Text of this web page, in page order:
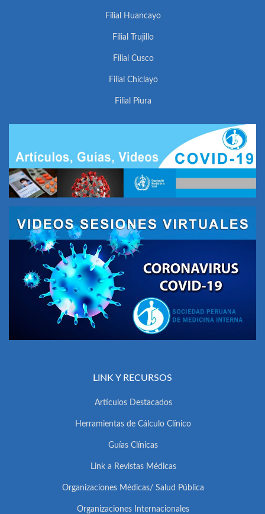
Filial Huancayo
Filial Trujillo
Filial Cusco
Filial Chiclayo
Filial Piura
LINK Y RECURSOS
Artículos Destacados
Herramientas de Cálculo Clínico
Guías Clínicas
Link a Revistas Médicas
Organizaciones Médicas/ Salud Pública
Organizaciones Internacionales